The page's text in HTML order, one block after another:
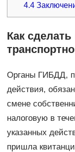
4.4
Как сделать
Органы ГИБДД,
действия,
смене
налоговую в
указанных
пришла